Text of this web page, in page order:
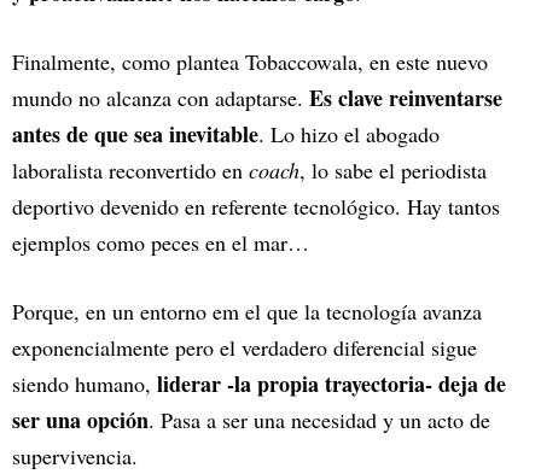
Finalmente, como plantea Tobaccowala, en este nuevo
mundo no alcanza con adaptarse. Es clave reinventarse
antes de que sea inevitable. Lo hizo el abogado
laboralista reconvertido en coach, lo sabe el periodista
deportivo devenido en referente tecnológico. Hay tantos
ejemplos como peces en el mar…
Porque, en un entorno em el que la tecnología avanza
exponencialmente pero el verdadero diferencial sigue
siendo humano, liderar -la propia trayectoria- deja de
ser una opción. Pasa a ser una necesidad y un acto de
supervivencia.